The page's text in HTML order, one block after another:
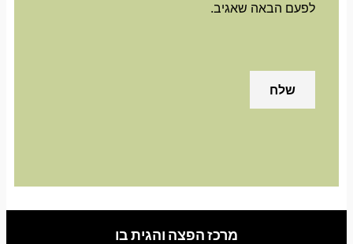
לפעם הבאה שאגיב.
מרכז הפצה והגית בו